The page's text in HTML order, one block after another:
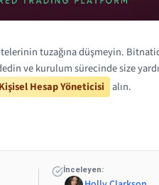
tuzağına düşmeyin.
ve kurulum sürecinde size
Hesap Yöneticisi alın.
İnceleyen: